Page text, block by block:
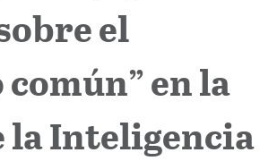
el
en la
la Inteligencia